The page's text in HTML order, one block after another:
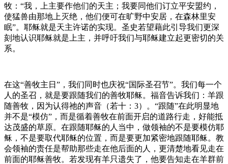
牧：“我，上主要作他们的天主；我要同他们订立平安盟约，
使猛兽由那地上灭绝，他们便可在旷野中安居，在森林里安
眠”。耶稣就是天主许诺的实现。圣史若望藉此引导我们更深
刻地认识耶稣就是上主，并呼吁我们与耶稣建立起更密切的关
系。
在这“善牧主日”，我们同时也庆祝“国际圣召节”。我们每一个
人的圣召，就是要跟随我们的善牧耶稣。福音告诉我们：羊跟
随善牧，因为认得祂的声音（若十：3）。“跟随”在此明显地
并不是“模仿”，而是循着善牧在前面开启的道路行走，好能抵
达茂盛的草原。在跟随耶稣的人当中，做领袖的不是要模仿耶
稣，不是要取代耶稣的位置，而是要更加紧密地跟随耶稣。教
会领袖的责任是帮助那些走在他后面的人，更清楚地看见走在
前面的耶稣善牧。若发现有羊只遗失了，他要告知走在羊群前